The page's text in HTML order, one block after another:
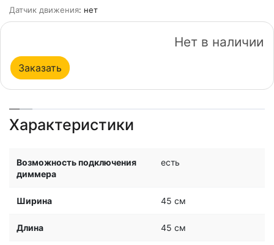
Датчик движения: нет
Нет в наличии
Заказать
Характеристики
Возможность подключения
диммера
есть
Ширина 45 см
Длина 45 см